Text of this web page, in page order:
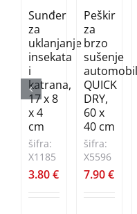
Sunđer
za
uklanjanje
insekata
i
katrana,
17 x 8
x 4
cm
šifra:
X1185
3.80€
Peškir
za
brzo
sušenje
QUICK
DRY,
60 x
40 cm
šifra:
X5596
7.90€